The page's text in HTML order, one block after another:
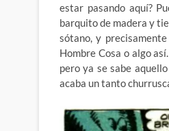
estar pasando aquí?
barquito de madera y
sótano, y
Hombre Cosa o algo
pero ya se sabe
acaba un tanto